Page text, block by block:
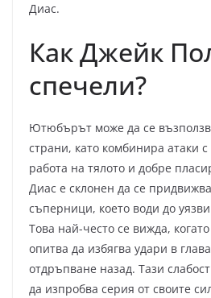
Диас.
Как Джейк
спечели?
Ютюбърът може да се
страни, като комбинира атаки
работа на тялото и добре
Диас е склонен да се
съперници, което води до
Това най-често се вижда,
опитва да избягва удари в
отдръпване назад. Тази
да изпробва серия от своите